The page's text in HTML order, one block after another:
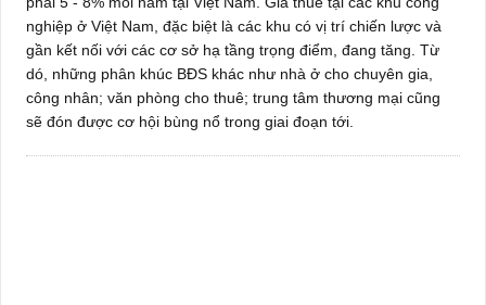
nghiệp ở Việt Nam, đặc biệt là các khu có vị trí chiến lược và
gần kết nối với các cơ sở hạ tầng trọng điểm, đang tăng. Từ
dó, những phân khúc BĐS khác như nhà ở cho chuyên gia,
công nhân; văn phòng cho thuê; trung tâm thương mại cũng
sẽ đón được cơ hội bùng nổ trong giai đoạn tới.